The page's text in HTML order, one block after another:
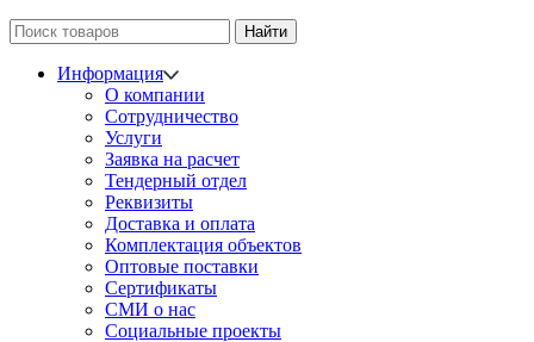
Найти
Информация
О компании
Сотрудничество
Услуги
Заявка на расчет
Тендерный отдел
Реквизиты
Доставка и оплата
Комплектация объектов
Оптовые поставки
Сертификаты
СМИ о нас
Социальные проекты